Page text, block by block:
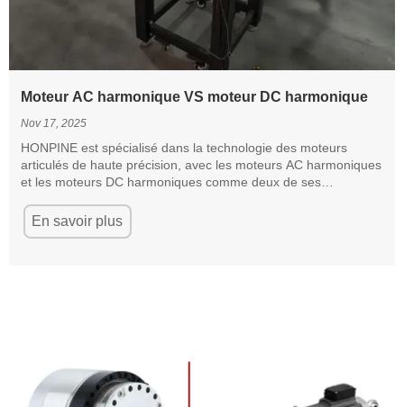
Moteur AC harmonique VS moteur DC harmonique
Nov 17, 2025
HONPINE est spécialisé dans la technologie des moteurs
articulés de haute précision, avec les moteurs AC harmoniques
et les moteurs DC harmoniques comme deux de ses
les moteurs DC harmoniques sont tous équipés de réducteurs
harmoniques intégrés, d'encodeurs haute précision et de
En savoir plus